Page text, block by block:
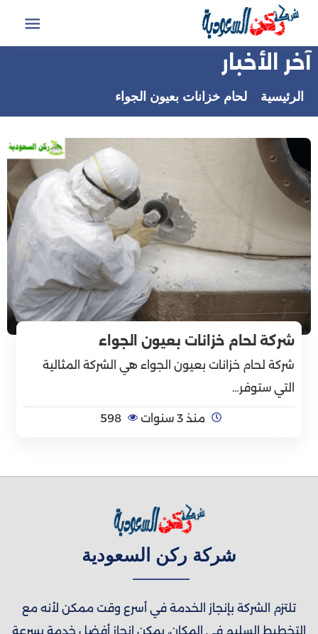
التجاوز
المحتوى
آخر الأخبار
الرئيسية لحام خزانات بعيون الجواء
شركة لحام خزانات بعيون الجواء
شركة لحام خزانات بعيون الجواء هي الشركة المثالية
التي ستوفر…
منذ 3 سنوات 598
شركة ركن السعودية
تلتزم الشركة بإنجاز الخدمة في أسرع وقت ممكن لأنه مع
التخطيط السليم في المكان، يمكن إنجاز أفضل خدمة بسرعة